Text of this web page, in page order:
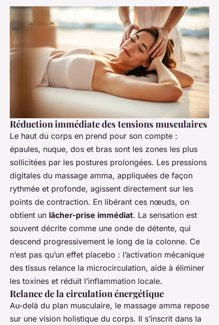
Réduction immédiate des tensions musculaires
Le haut du corps en prend pour son compte :
épaules, nuque, dos et bras sont les zones les plus
sollicitées par les postures prolongées. Les pressions
digitales du massage amma, appliquées de façon
rythmée et profonde, agissent directement sur les
points de contraction. En libérant ces nœuds, on
obtient un lâcher-prise immédiat. La sensation est
souvent décrite comme une onde de détente, qui
descend progressivement le long de la colonne. Ce
n’est pas qu’un effet placebo : l’activation mécanique
des tissus relance la microcirculation, aide à éliminer
les toxines et réduit l’inflammation locale.
Relance de la circulation énergétique
Au-delà du plan musculaire, le massage amma repose
sur une vision holistique du corps. Il s’inscrit dans la